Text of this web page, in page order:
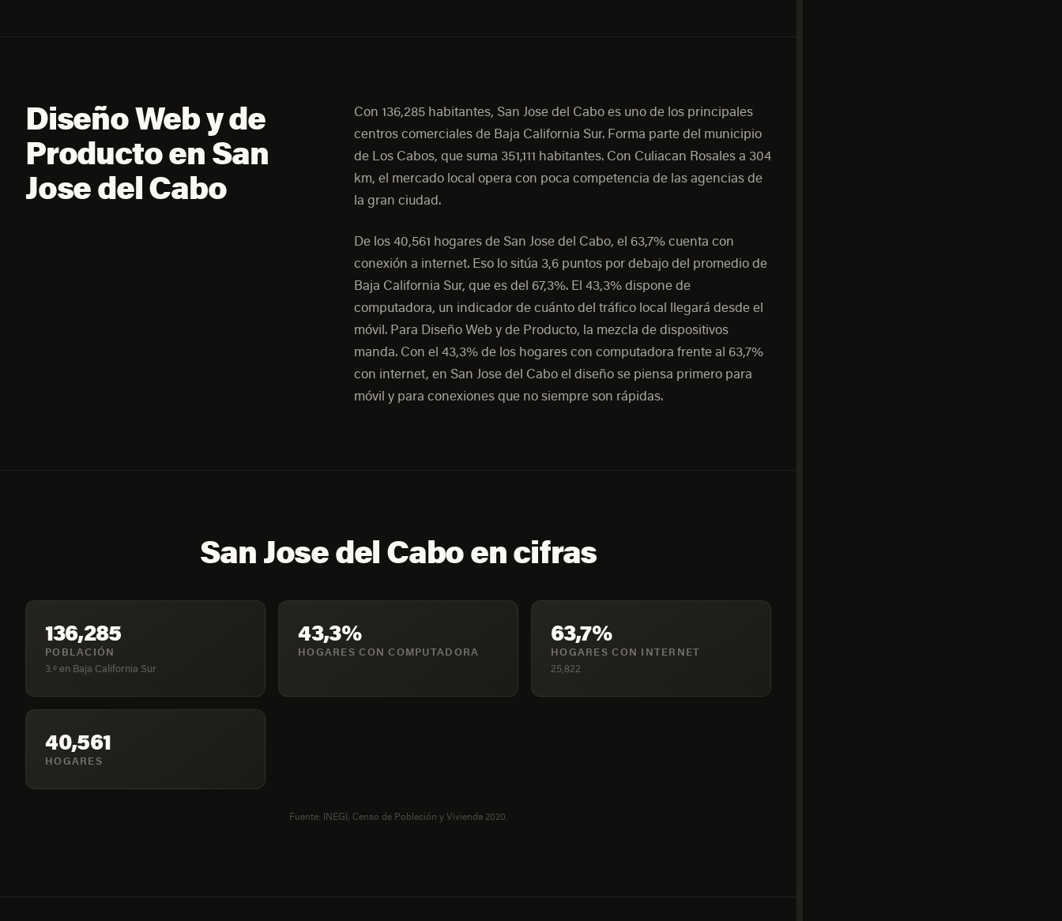
Diseño Web y de
Producto en San
Jose del Cabo
Con 136,285 habitantes, San Jose del Cabo es uno de los principales
centros comerciales de Baja California Sur. Forma parte del municipio
de Los Cabos, que suma 351,111 habitantes. Con Culiacan Rosales a 304
km, el mercado local opera con poca competencia de las agencias de
la gran ciudad.
De los 40,561 hogares de San Jose del Cabo, el 63,7% cuenta con
conexión a internet. Eso lo sitúa 3,6 puntos por debajo del promedio de
Baja California Sur, que es del 67,3%. El 43,3% dispone de
computadora, un indicador de cuánto del tráfico local llegará desde el
móvil. Para Diseño Web y de Producto, la mezcla de dispositivos
manda. Con el 43,3% de los hogares con computadora frente al 63,7%
con internet, en San Jose del Cabo el diseño se piensa primero para
móvil y para conexiones que no siempre son rápidas.
San Jose del Cabo en cifras
136,285
POBLACIÓN
3.º en Baja California Sur
43,3%
HOGARES CON COMPUTADORA
63,7%
HOGARES CON INTERNET
25,822
40,561
HOGARES
Fuente: INEGI, Censo de Población y Vivienda 2020.